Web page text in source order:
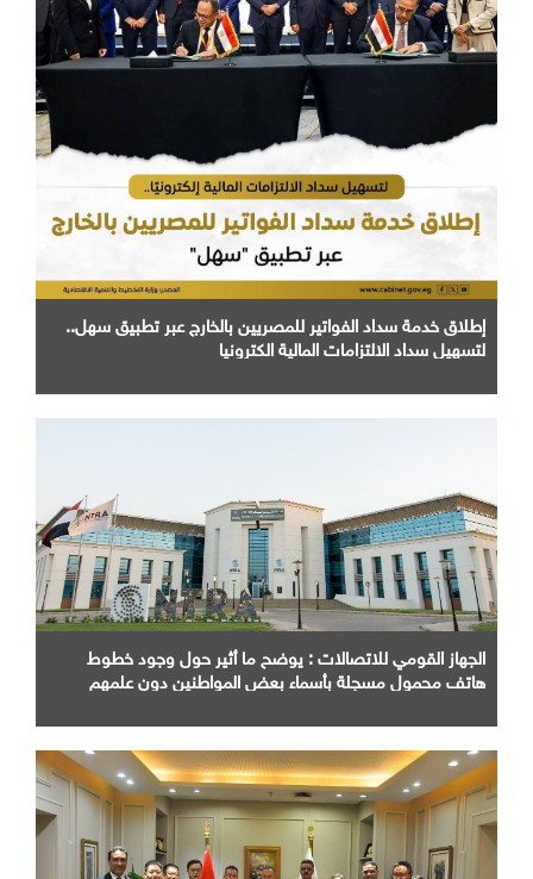
إطلاق خدمة سداد الفواتير للمصريين بالخارج عبر تطبيق سهل..
لتسهيل سداد الالتزامات المالية الكترونيا
الجهاز القومي للاتصالات : يوضح ما أثير حول وجود خطوط
هاتف محمول مسجلة بأسماء بعض المواطنين دون علمهم